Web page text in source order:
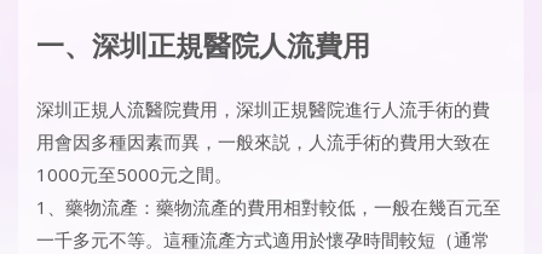
一、深圳正規醫院人流費用
深圳正規人流醫院費用 ，深圳正規醫院進行人流手術的費
用會因多種因素而異，一般來説，人流手術的費用大致在
1000元至5000元之間。
1、藥物流產：藥物流產的費用相對較低，一般在幾百元至
一千多元不等。這種流產方式適用於懷孕時間較短（通常